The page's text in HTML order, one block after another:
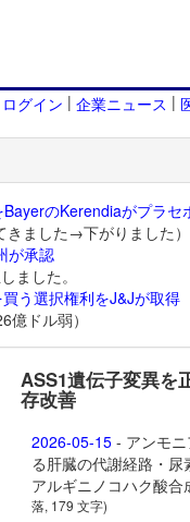
ログイン | 企業ニュース |
のKerendiaがプラセ
きました→下がりました）
が承認
した。
う選択権利をJ&Jが取得
ドル弱）
ASS1遺伝子変異を
存改善
2026-05-15- アンモニ
る肝臓の代謝経路・
アルギニノコハク酸合
落, 179 文字)